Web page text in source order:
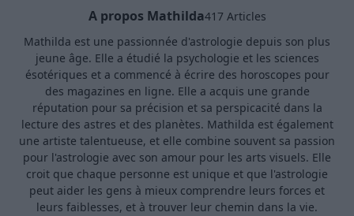
A propos Mathilda417 Articles
Mathilda est une passionnée d'astrologie depuis son plus
jeune âge. Elle a étudié la psychologie et les sciences
ésotériques et a commencé à écrire des horoscopes pour
des magazines en ligne. Elle a acquis une grande
réputation pour sa précision et sa perspicacité dans la
lecture des astres et des planètes. Mathilda est également
une artiste talentueuse, et elle combine souvent sa passion
pour l'astrologie avec son amour pour les arts visuels. Elle
croit que chaque personne est unique et que l'astrologie
peut aider les gens à mieux comprendre leurs forces et
leurs faiblesses, et à trouver leur chemin dans la vie.